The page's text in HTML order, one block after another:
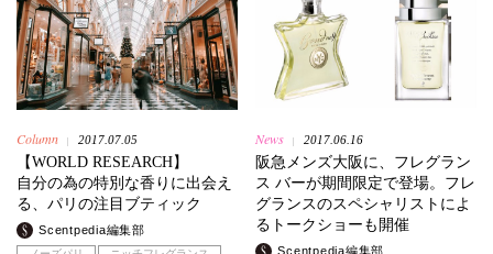
Column 2017.07.05
【WORLD RESEARCH】
自分の為の特別な香りに出会え
る、パリの注目ブティック
Scentpedia編集部
News 2017.06.16
阪急メンズ大阪に、フレグラン
ス バーが期間限定で登場。フレ
グランスのスペシャリストによ
るトークショーも開催
Scentpedia編集部